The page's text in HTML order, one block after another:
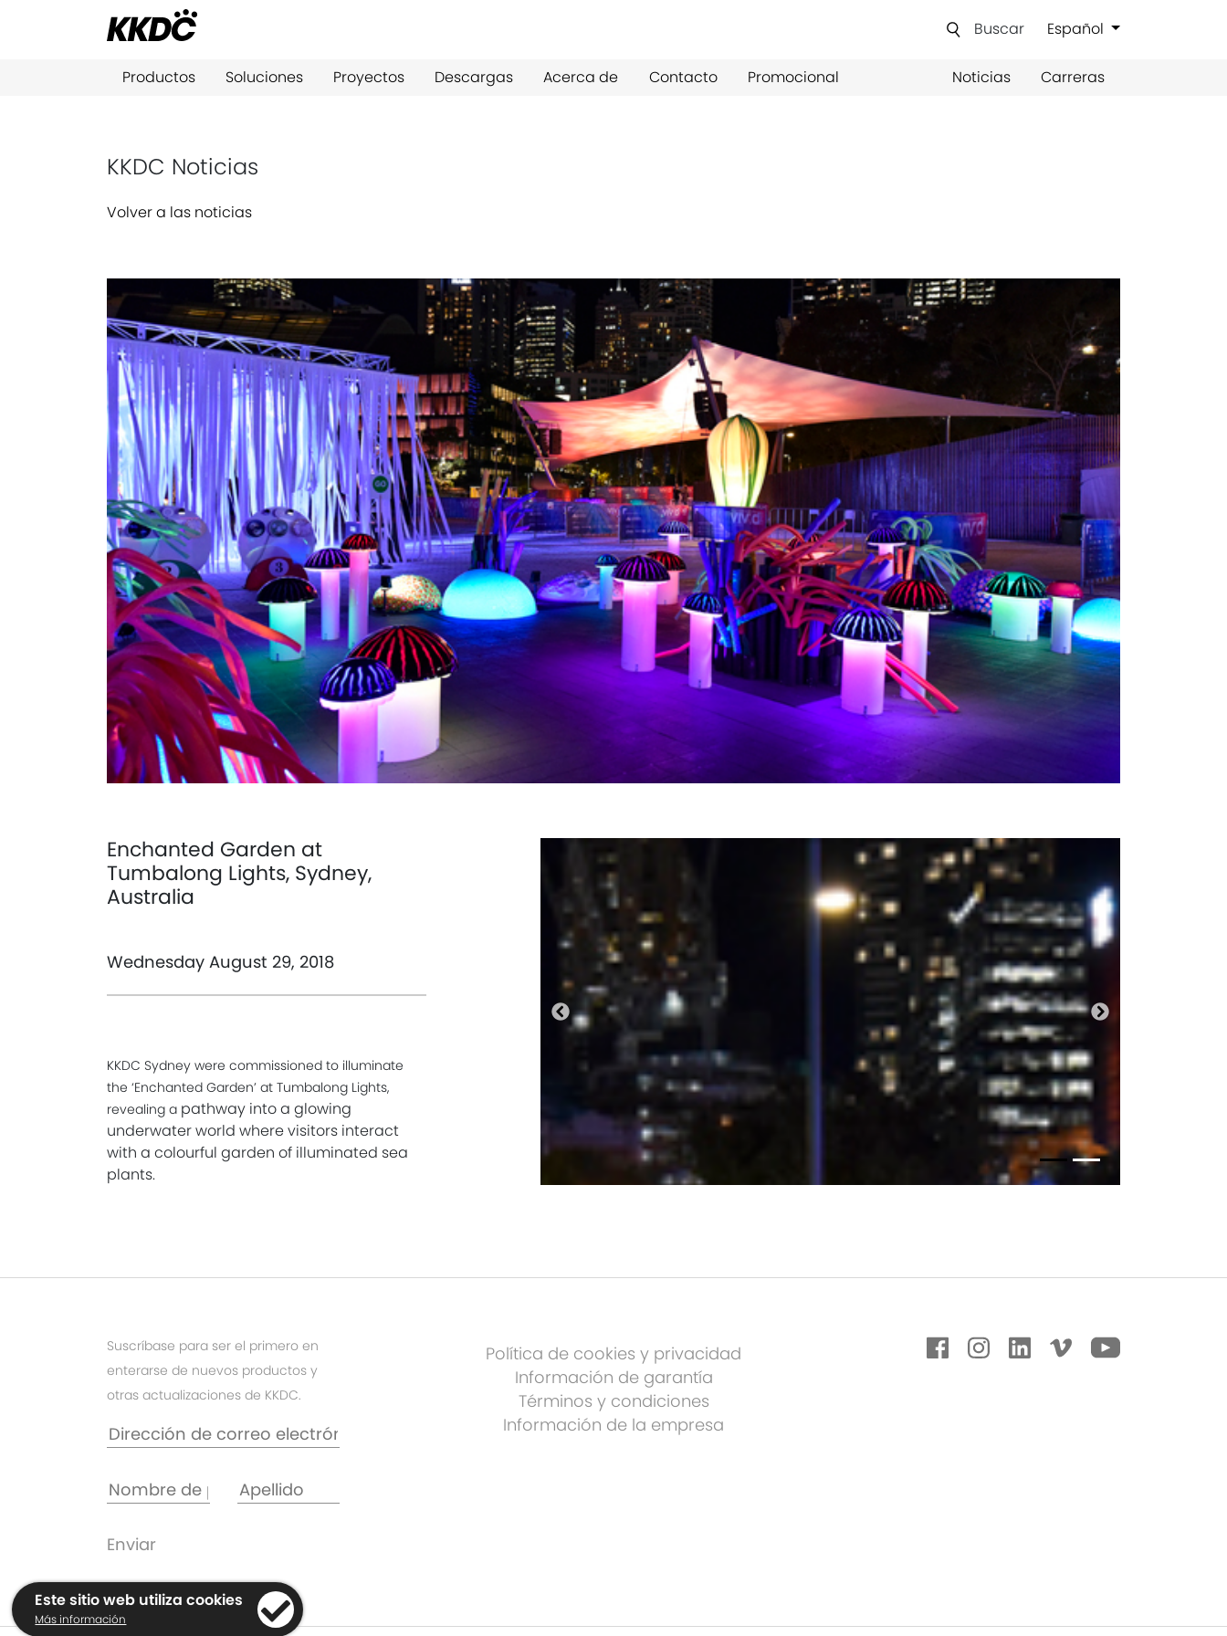
Buscar Español
Productos Soluciones Proyectos Descargas Acerca de Contacto Promocional Noticias Carreras
KKDC Noticias
Volver a las noticias
Enchanted Garden at
Tumbalong Lights, Sydney,
Australia
Wednesday August 29, 2018
KKDC Sydney were commissioned to illuminate
the ‘Enchanted Garden’ at Tumbalong Lights,
revealing a pathway into a glowing
underwater world where visitors interact
with a colourful garden of illuminated sea
plants.
Anterior Próxima
Suscríbase para ser el primero en
enterarse de nuevos productos y
otras actualizaciones de KKDC.
Política de cookies y privacidad
Información de garantía
Términos y condiciones
Información de la empresa
Este sitio web utiliza cookies
Más información